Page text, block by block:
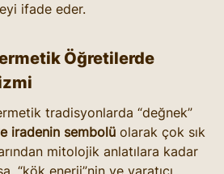
ifade eder.
Öğretilerde
tradisyonlarda “değnek”
iradenin sembolü olarak çok sık
mitolojik anlatılara kadar